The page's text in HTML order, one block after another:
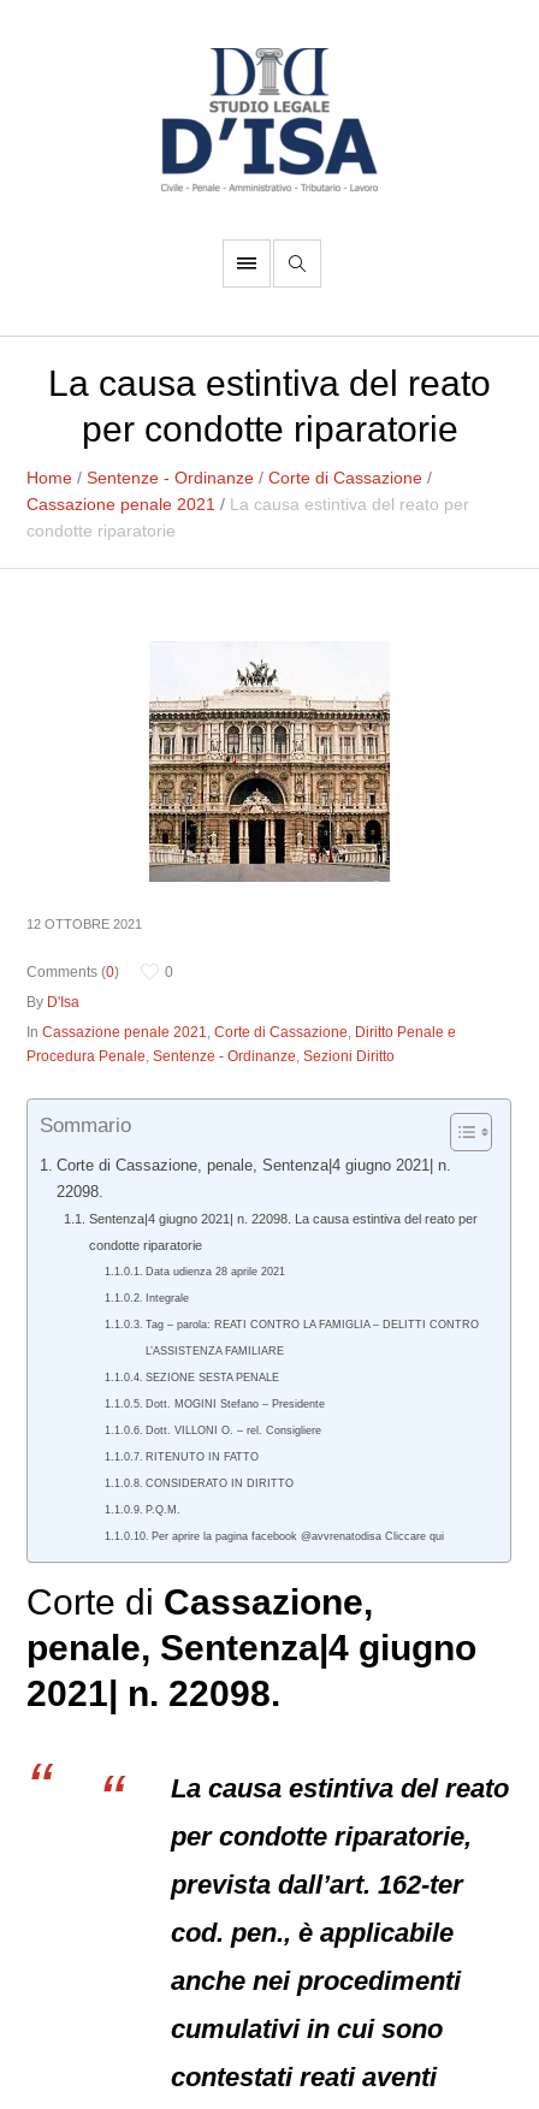
La causa estintiva del reato
per condotte riparatorie
Home /Sentenze - Ordinanze /Corte di Cassazione /
Cassazione penale 2021 / La causa estintiva del reato per
condotte riparatorie
12 OTTOBRE 2021
Comments (0)
0
By D'Isa
InCassazione penale 2021,Corte di Cassazione, Diritto Penale e
Procedura Penale,Sentenze - Ordinanze,Sezioni Diritto
Sommario
Corte di Cassazione, penale, Sentenza|4 giugno 2021| n.
22098.
Sentenza|4 giugno 2021| n. 22098. La causa estintiva del reato per
condotte riparatorie
Data udienza 28 aprile 2021
Integrale
Tag – parola: REATI CONTRO LA FAMIGLIA – DELITTI CONTRO
L’ASSISTENZA FAMILIARE
SEZIONE SESTA PENALE
Dott. MOGINI Stefano – Presidente
Dott. VILLONI O. – rel. Consigliere
RITENUTO IN FATTO
CONSIDERATO IN DIRITTO
P.Q.M.
Per aprire la pagina facebook @avvrenatodisa Cliccare qui
Corte di Cassazione,
penale, Sentenza|4 giugno
2021| n. 22098.
La causa estintiva del reato
per condotte riparatorie,
prevista dall’art. 162-ter
cod. pen., è applicabile
anche nei procedimenti
cumulativi in cui sono
contestati reati aventi